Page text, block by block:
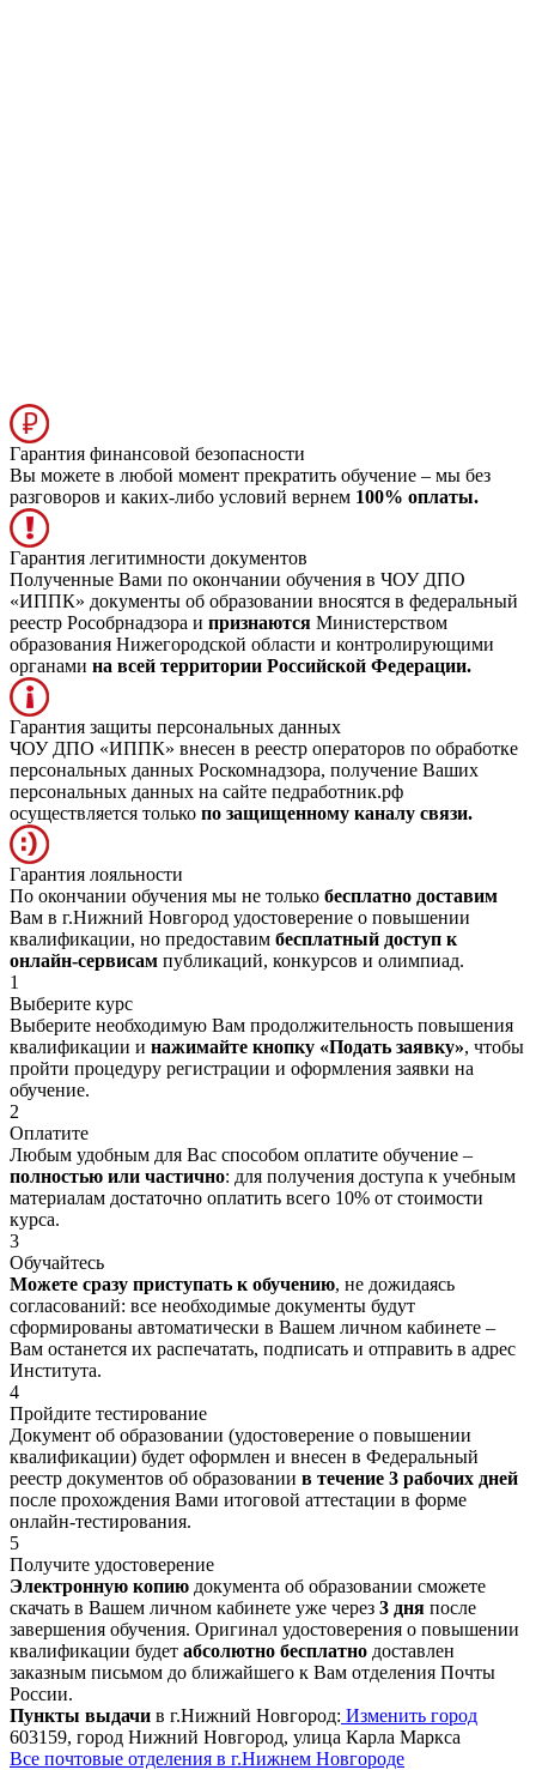
Гарантия финансовой безопасности
Вы можете в любой момент прекратить обучение – мы без
разговоров и каких-либо условий вернем 100% оплаты.
Гарантия легитимности документов
Полученные Вами по окончании обучения в ЧОУ ДПО
«ИППК» документы об образовании вносятся в федеральный
реестр Рособрнадзора и признаются Министерством
образования Нижегородской области и контролирующими
органами на всей территории Российской Федерации.
Гарантия защиты персональных данных
ЧОУ ДПО «ИППК» внесен в реестр операторов по обработке
персональных данных Роскомнадзора, получение Ваших
персональных данных на сайте педработник.рф
осуществляется только по защищенному каналу связи.
Гарантия лояльности
По окончании обучения мы не только бесплатно доставим
Вам в г.Нижний Новгород удостоверение о повышении
квалификации, но предоставим бесплатный доступ к
онлайн-сервисам публикаций, конкурсов и олимпиад.
1
Выберите курс
Выберите необходимую Вам продолжительность повышения
квалификации и нажимайте кнопку «Подать заявку», чтобы
пройти процедуру регистрации и оформления заявки на
обучение.
2
Оплатите
Любым удобным для Вас способом оплатите обучение –
полностью или частично: для получения доступа к учебным
материалам достаточно оплатить всего 10% от стоимости
курса.
3
Обучайтесь
Можете сразу приступать к обучению, не дожидаясь
согласований: все необходимые документы будут
сформированы автоматически в Вашем личном кабинете –
Вам останется их распечатать, подписать и отправить в адрес
Института.
4
Пройдите тестирование
Документ об образовании (удостоверение о повышении
квалификации) будет оформлен и внесен в Федеральный
реестр документов об образовании в течение 3 рабочих дней
после прохождения Вами итоговой аттестации в форме
онлайн-тестирования.
5
Получите удостоверение
Электронную копию документа об образовании сможете
скачать в Вашем личном кабинете уже через 3 дня после
завершения обучения. Оригинал удостоверения о повышении
квалификации будет абсолютно бесплатно доставлен
заказным письмом до ближайшего к Вам отделения Почты
России.
Пункты выдачи в г.Нижний Новгород: Изменить город
603159, город Нижний Новгород, улица Карла Маркса
Все почтовые отделения в г.Нижнем Новгороде